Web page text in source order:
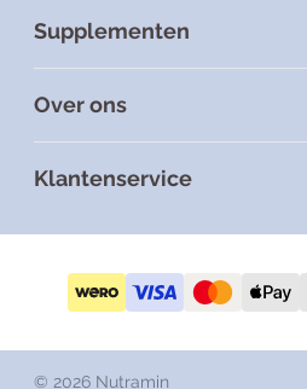
Supplementen
Over ons
Klantenservice
© 2026 Nutramin